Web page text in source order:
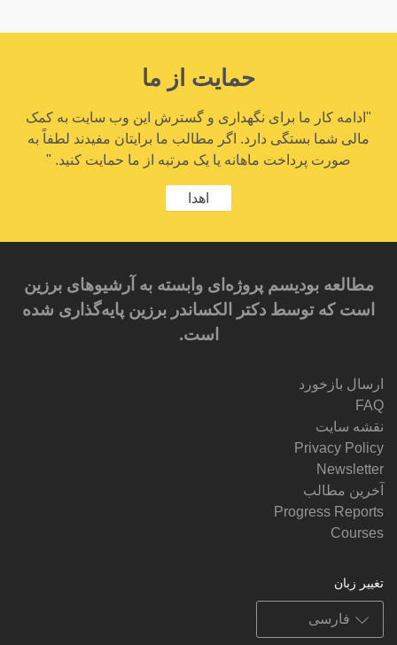
حمایت از ما
"ادامه کار ما برای نگهداری و گسترش این وب سایت به کمک
مالی شما بستگی دارد. اگر مطالب ما برایتان مفیدند لطفاً به
صورت پرداخت ماهانه یا یک مرتبه از ما حمایت کنید. "
اهدا
مطالعه بودیسم پروژه‌ای وابسته به آرشیوهای برزین
است که توسط دکتر الکساندر برزین پایه‌گذاری شده
است.
ارسال بازخورد
FAQ
نقشه سایت
Privacy Policy
Newsletter
آخرین مطالب
Progress Reports
Courses
تغییر زبان